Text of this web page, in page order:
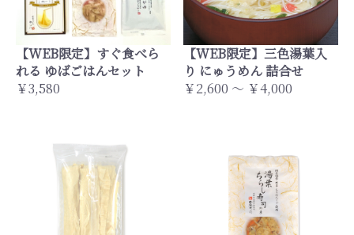
【WEB限定】すぐ食べら
れる ゆばごはんセット
￥3,580
【WEB限定】三色湯葉入
り にゅうめん 詰合せ
￥2,600 ～ ￥4,000